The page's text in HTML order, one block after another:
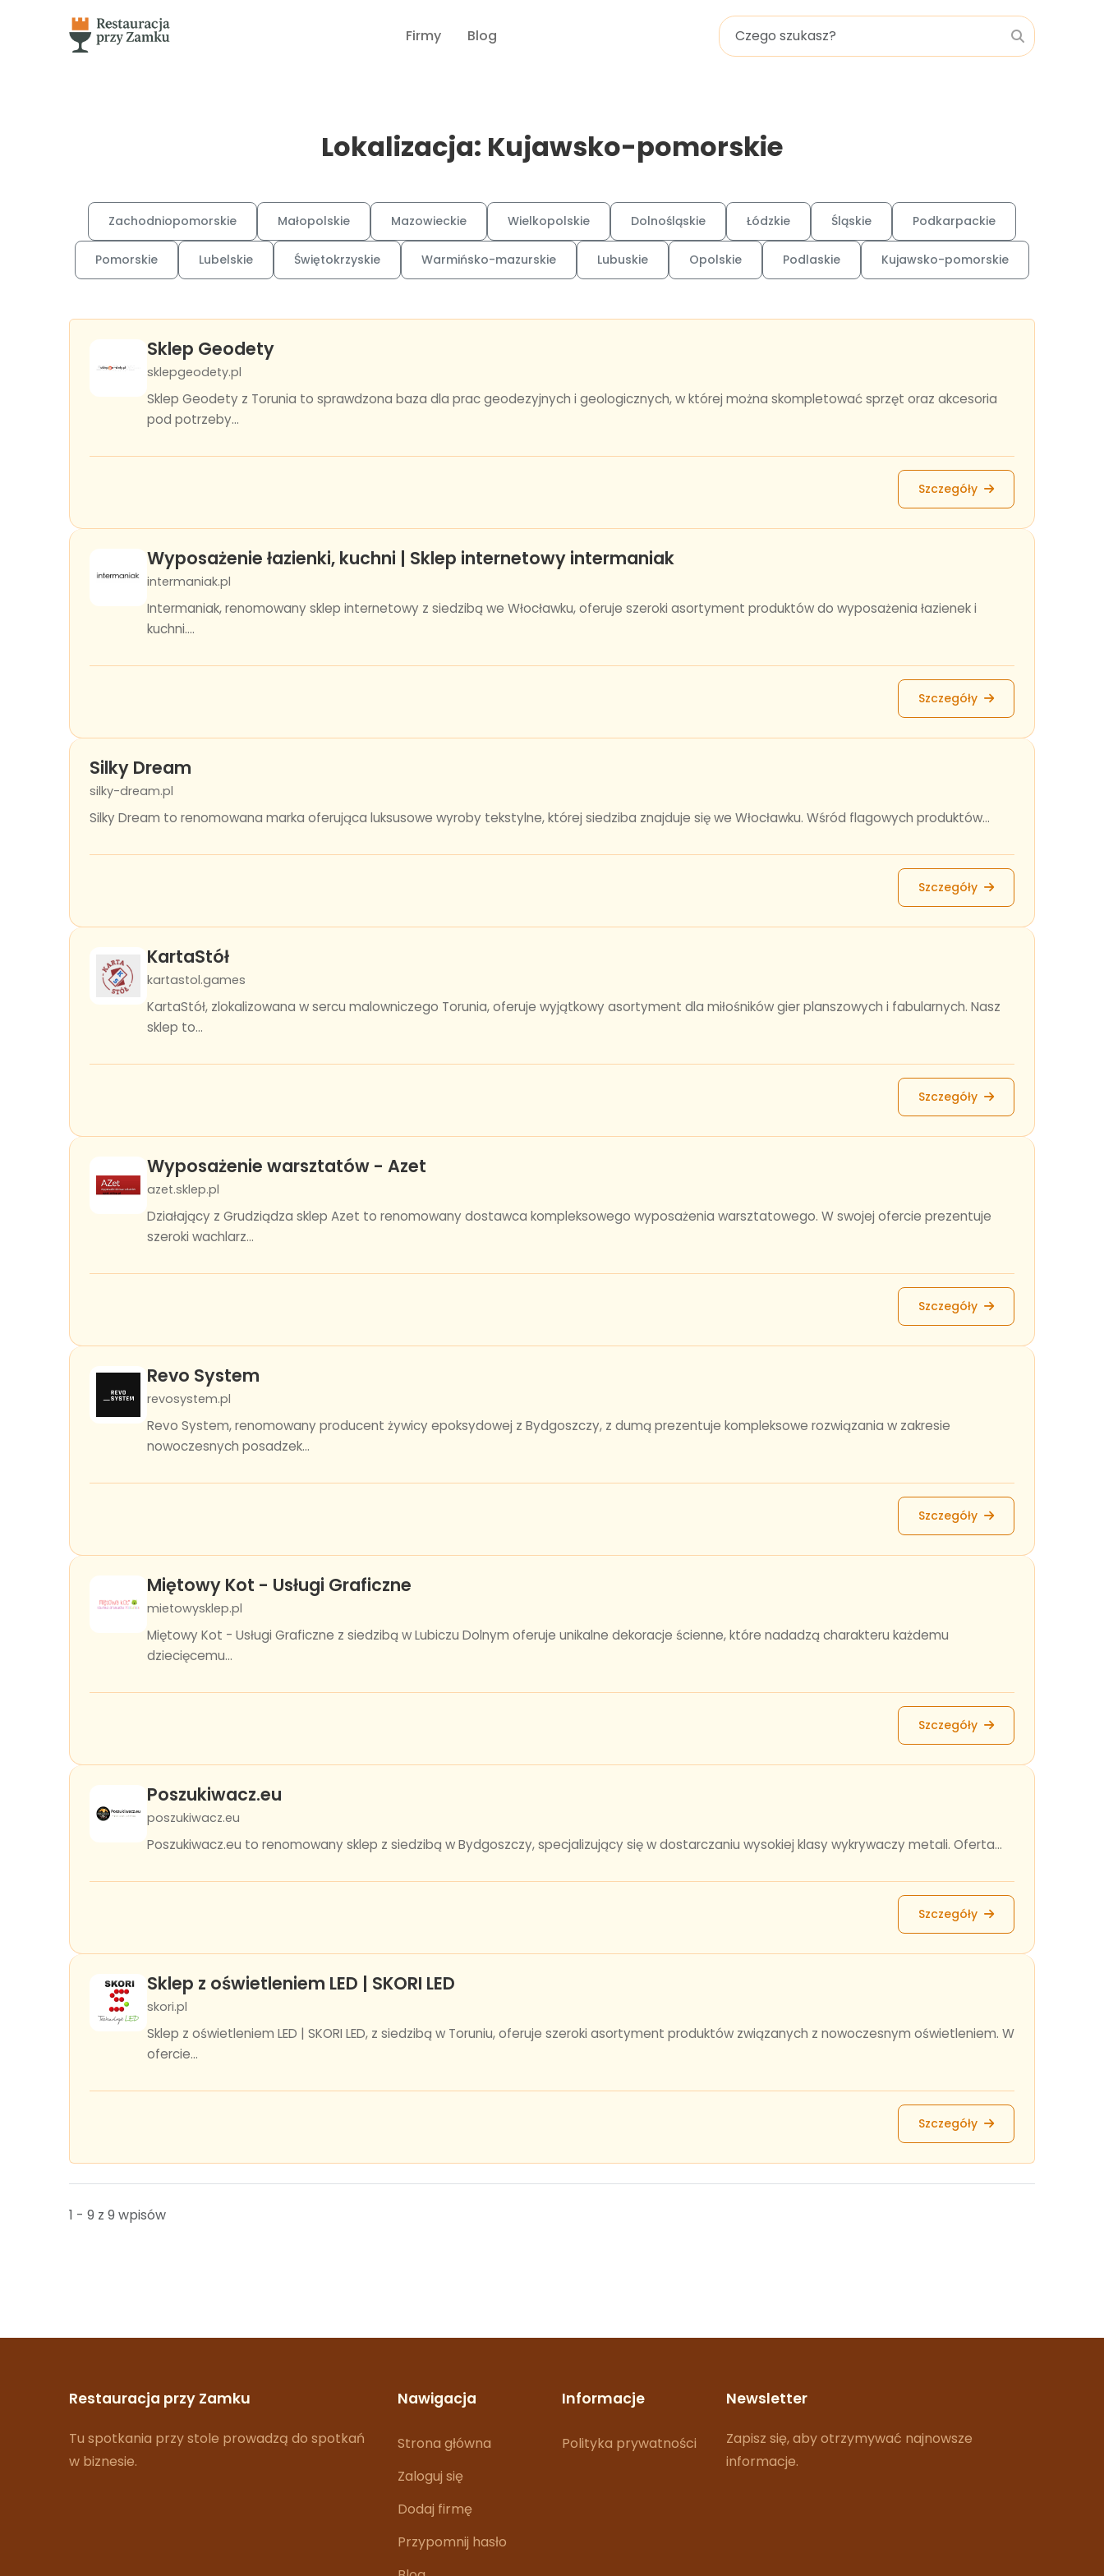
Firmy Blog
Lokalizacja: Kujawsko-pomorskie
Zachodniopomorskie Małopolskie Mazowieckie Wielkopolskie Dolnośląskie Łódzkie Śląskie Podkarpackie
Pomorskie Lubelskie Świętokrzyskie Warmińsko-mazurskie Lubuskie Opolskie Podlaskie Kujawsko-pomorskie
Sklep Geodety
sklepgeodety.pl
Sklep Geodety z Torunia to sprawdzona baza dla prac geodezyjnych i geologicznych, w której można skompletować sprzęt oraz akcesoria
pod potrzeby...
Szczegóły
Wyposażenie łazienki, kuchni | Sklep internetowy intermaniak
intermaniak.pl
Intermaniak, renomowany sklep internetowy z siedzibą we Włocławku, oferuje szeroki asortyment produktów do wyposażenia łazienek i
kuchni....
Szczegóły
Silky Dream
silky-dream.pl
Silky Dream to renomowana marka oferująca luksusowe wyroby tekstylne, której siedziba znajduje się we Włocławku. Wśród flagowych produktów...
Szczegóły
KartaStół
kartastol.games
KartaStół, zlokalizowana w sercu malowniczego Torunia, oferuje wyjątkowy asortyment dla miłośników gier planszowych i fabularnych. Nasz
sklep to...
Szczegóły
Wyposażenie warsztatów - Azet
azet.sklep.pl
Działający z Grudziądza sklep Azet to renomowany dostawca kompleksowego wyposażenia warsztatowego. W swojej ofercie prezentuje
szeroki wachlarz...
Szczegóły
Revo System
revosystem.pl
Revo System, renomowany producent żywicy epoksydowej z Bydgoszczy, z dumą prezentuje kompleksowe rozwiązania w zakresie
nowoczesnych posadzek...
Szczegóły
Miętowy Kot - Usługi Graficzne
mietowysklep.pl
Miętowy Kot - Usługi Graficzne z siedzibą w Lubiczu Dolnym oferuje unikalne dekoracje ścienne, które nadadzą charakteru każdemu
dziecięcemu...
Szczegóły
Poszukiwacz.eu
poszukiwacz.eu
Poszukiwacz.eu to renomowany sklep z siedzibą w Bydgoszczy, specjalizujący się w dostarczaniu wysokiej klasy wykrywaczy metali. Oferta...
Szczegóły
Sklep z oświetleniem LED | SKORI LED
skori.pl
Sklep z oświetleniem LED | SKORI LED, z siedzibą w Toruniu, oferuje szeroki asortyment produktów związanych z nowoczesnym oświetleniem. W
ofercie...
Szczegóły
1 - 9 z 9 wpisów
Restauracja przy Zamku
Tu spotkania przy stole prowadzą do spotkań
w biznesie.
Nawigacja
Strona główna
Zaloguj się
Dodaj firmę
Przypomnij hasło
Informacje
Polityka prywatności
Newsletter
Zapisz się, aby otrzymywać najnowsze
informacje.